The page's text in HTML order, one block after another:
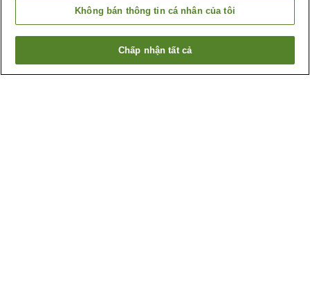
Quay lại trang trước
Không bán thông tin cá nhân của tôi
Chấp nhận tất cả